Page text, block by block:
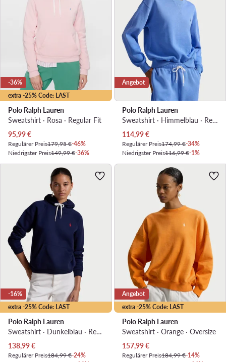
extra -25% Code: LAST
-36%
Polo Ralph Lauren
Sweatshirt · Rosa · Regular Fit
Aktueller Preis
95,99€
Regulärer Preis179,95 €-46%
Niedrigster Preis149,99 €-36%
Angebot
Polo Ralph Lauren
Sweatshirt · Himmelblau · Relaxed Fit
Aktueller Preis
114,99€
Regulärer Preis174,99 €-34%
Niedrigster Preis116,99 €-1%
extra -25% Code: LAST
-16%
Polo Ralph Lauren
Sweatshirt · Dunkelblau · Regular Fit
Aktueller Preis
138,99€
Regulärer Preis184,99 €-24%
extra -25% Code: LAST
Angebot
Polo Ralph Lauren
Sweatshirt · Orange · Oversize
Aktueller Preis
157,99€
Regulärer Preis184,99 €-14%